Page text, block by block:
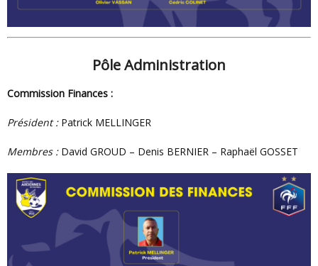
Pôle Administration
Commission Finances :
Président :Patrick MELLINGER
Membres :David GROUD – Denis BERNIER – Raphaël GOSSET